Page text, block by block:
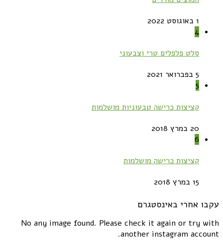
1 באוגוסט 2022
4
סלט פלפלים טרי וצבעוני
5 בפברואר 2021
5
קציצות כרישה טבעוניות מושלמות
20 במרץ 2018
6
קציצות כרישה מושלמות
15 במרץ 2018
עקבו אחרי באינסטגרם
No any image found. Please check it again or try with
another instagram account.